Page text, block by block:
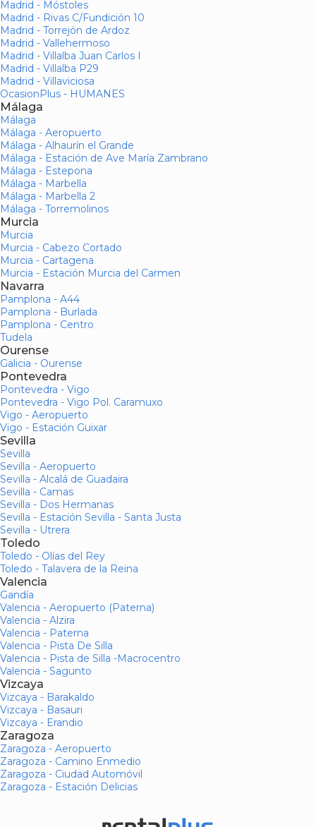
Madrid - Móstoles
Madrid - Rivas C/Fundición 10
Madrid - Torrejón de Ardoz
Madrid - Vallehermoso
Madrid - Villalba Juan Carlos I
Madrid - Villalba P29
Madrid - Villaviciosa
OcasionPlus - HUMANES
Málaga
Málaga
Málaga - Aeropuerto
Málaga - Alhaurín el Grande
Málaga - Estación de Ave María Zambrano
Málaga - Estepona
Málaga - Marbella
Málaga - Marbella 2
Málaga - Torremolinos
Murcia
Murcia
Murcia - Cabezo Cortado
Murcia - Cartagena
Murcia - Estación Murcia del Carmen
Navarra
Pamplona - A44
Pamplona - Burlada
Pamplona - Centro
Tudela
Ourense
Galicia - Ourense
Pontevedra
Pontevedra - Vigo
Pontevedra - Vigo Pol. Caramuxo
Vigo - Aeropuerto
Vigo - Estación Guixar
Sevilla
Sevilla
Sevilla - Aeropuerto
Sevilla - Alcalá de Guadaira
Sevilla - Camas
Sevilla - Dos Hermanas
Sevilla - Estación Sevilla - Santa Justa
Sevilla - Utrera
Toledo
Toledo - Olías del Rey
Toledo - Talavera de la Reina
Valencia
Gandía
Valencia - Aeropuerto (Paterna)
Valencia - Alzira
Valencia - Paterna
Valencia - Pista De Silla
Valencia - Pista de Silla -Macrocentro
Valencia - Sagunto
Vizcaya
Vizcaya - Barakaldo
Vizcaya - Basauri
Vizcaya - Erandio
Zaragoza
Zaragoza - Aeropuerto
Zaragoza - Camino Enmedio
Zaragoza - Ciudad Automóvil
Zaragoza - Estación Delicias